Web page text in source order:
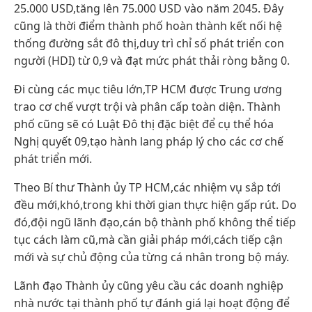
25.000 USD,tăng lên 75.000 USD vào năm 2045. Đây
cũng là thời điểm thành phố hoàn thành kết nối hệ
thống đường sắt đô thị,duy trì chỉ số phát triển con
người (HDI) từ 0,9 và đạt mức phát thải ròng bằng 0.
Đi cùng các mục tiêu lớn,TP HCM được Trung ương
trao cơ chế vượt trội và phân cấp toàn diện. Thành
phố cũng sẽ có Luật Đô thị đặc biệt để cụ thể hóa
Nghị quyết 09,tạo hành lang pháp lý cho các cơ chế
phát triển mới.
Theo Bí thư Thành ủy TP HCM,các nhiệm vụ sắp tới
đều mới,khó,trong khi thời gian thực hiện gấp rút. Do
đó,đội ngũ lãnh đạo,cán bộ thành phố không thể tiếp
tục cách làm cũ,mà cần giải pháp mới,cách tiếp cận
mới và sự chủ động của từng cá nhân trong bộ máy.
Lãnh đạo Thành ủy cũng yêu cầu các doanh nghiệp
nhà nước tại thành phố tự đánh giá lại hoạt động để